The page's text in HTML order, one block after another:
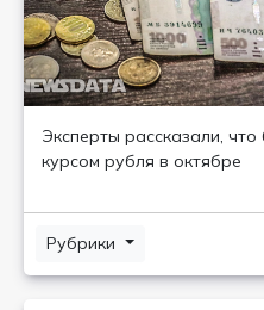
Эксперты рассказали, что
курсом рубля в октябре
Рубрики